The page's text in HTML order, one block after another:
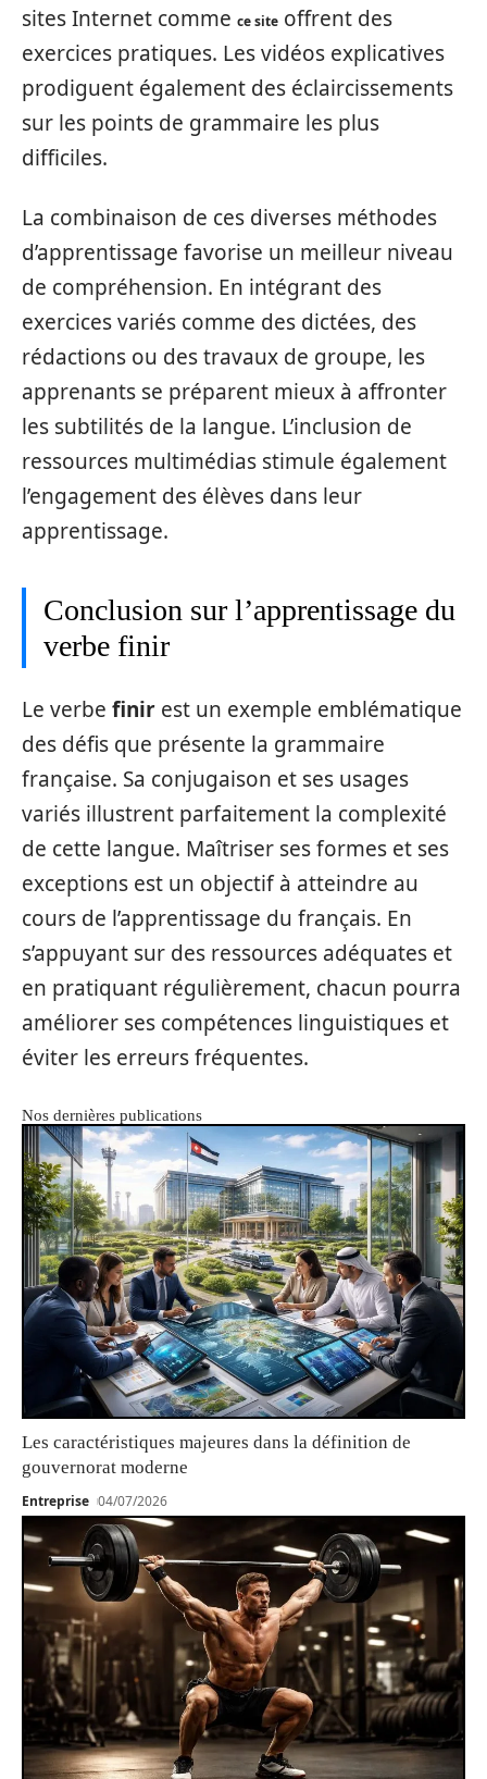
sites Internet comme ce site offrent des
exercices pratiques. Les vidéos explicatives
prodiguent également des éclaircissements
sur les points de grammaire les plus
difficiles.
La combinaison de ces diverses méthodes
d’apprentissage favorise un meilleur niveau
de compréhension. En intégrant des
exercices variés comme des dictées, des
rédactions ou des travaux de groupe, les
apprenants se préparent mieux à affronter
les subtilités de la langue. L’inclusion de
ressources multimédias stimule également
l’engagement des élèves dans leur
apprentissage.
Conclusion sur l’apprentissage du
verbe finir
Le verbe finir est un exemple emblématique
des défis que présente la grammaire
française. Sa conjugaison et ses usages
variés illustrent parfaitement la complexité
de cette langue. Maîtriser ses formes et ses
exceptions est un objectif à atteindre au
cours de l’apprentissage du français. En
s’appuyant sur des ressources adéquates et
en pratiquant régulièrement, chacun pourra
améliorer ses compétences linguistiques et
éviter les erreurs fréquentes.
Nos dernières publications
Les caractéristiques majeures dans la définition de
gouvernorat moderne
Entreprise 04/07/2026